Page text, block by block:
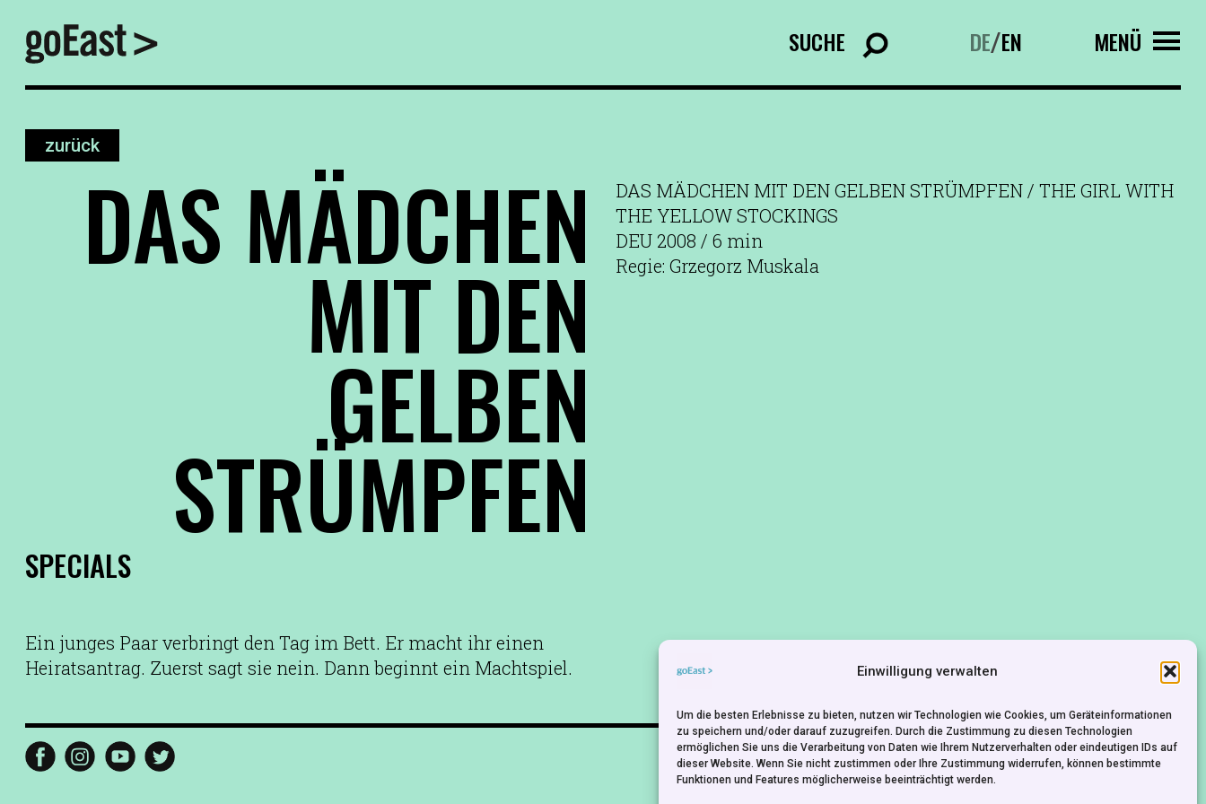
Einwilligung verwalten
Um die besten Erlebnisse zu bieten, nutzen wir Technologien wie Cookies, um Geräteinformationen
zu speichern und/oder darauf zuzugreifen. Durch die Zustimmung zu diesen Technologien
ermöglichen Sie uns die Verarbeitung von Daten wie Ihrem Nutzerverhalten oder eindeutigen IDs auf
dieser Website. Wenn Sie nicht zustimmen oder Ihre Zustimmung widerrufen, können bestimmte
Funktionen und Features möglicherweise beeinträchtigt werden.
SUCHE DE/EN MENÜ
zurück
DAS MÄDCHEN
MIT DEN
GELBEN
STRÜMPFEN
SPECIALS
Ein junges Paar verbringt den Tag im Bett. Er macht ihr einen
Heiratsantrag. Zuerst sagt sie nein. Dann beginnt ein Machtspiel.
DAS MÄDCHEN MIT DEN GELBEN STRÜMPFEN / THE GIRL WITH
THE YELLOW STOCKINGS
DEU 2008 / 6 min
Regie: Grzegorz Muskala
NEWSLETTER KONTAKT IMPRESSUM DATENSCHUTZ